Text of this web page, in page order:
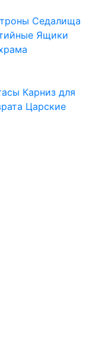
Седалища
Ящики
Карниз для
Царские